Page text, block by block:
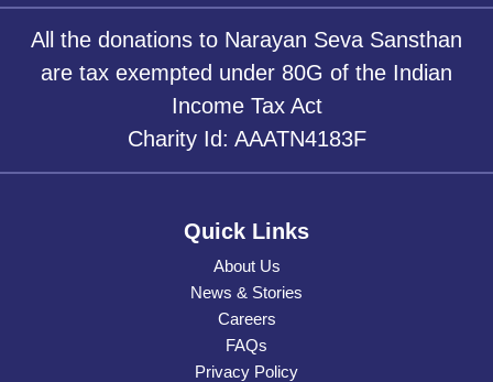
All the donations to Narayan Seva Sansthan
are tax exempted under 80G of the Indian
Income Tax Act
Charity Id: AAATN4183F
Quick Links
About Us
News & Stories
Careers
FAQs
Privacy Policy